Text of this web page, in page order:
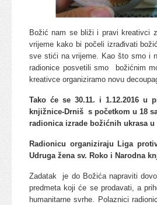
Božić nam se bliži i pravi kreativci
vrijeme kako bi počeli izrađivati
sve stići na vrijeme. Kao što smo i
radionice posvetili smo božićnim
kreativce organiziramo novu
Tako će se 30.11. i 1.12.2016 u
knjižnice-Drniš s početkom u 18
radionica izrade božićnih ukrasa u
Radionicu organiziraju Liga
Udruga žena sv. Roko i Narodna
Zadatak je do Božića napraviti
predmeta koji će se prodavati, a
humanitarne svrhe. Polaznici